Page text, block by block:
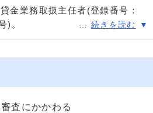
金業務取扱主任者(登録番号：
)。
ューなども多数実施し、専門知
心がけている。
… 続きを読む
査にかかわる